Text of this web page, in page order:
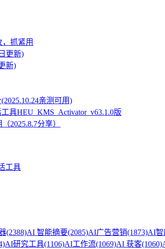
抓紧用
更新)
新)
亲测可用)
具HEU_KMS_Activator_v63.1.0版
2025.8.7分享）
(2388)AI 智能摘要(2085)AI广告营销(1873)AI智
AI研究工具(1106)AI工作流(1069)AI 获客(1060)